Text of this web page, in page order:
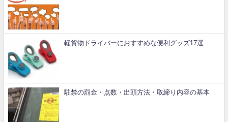
軽貨物ドライバーにおすすめな便利グッズ17選
駐禁の罰金・点数・出頭方法・取締り内容の基本